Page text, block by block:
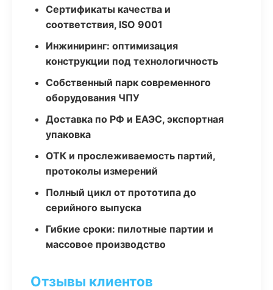
Сертификаты качества и
соответствия, ISO 9001
Инжиниринг: оптимизация
конструкции под технологичность
Собственный парк современного
оборудования ЧПУ
Доставка по РФ и ЕАЭС, экспортная
упаковка
ОТК и прослеживаемость партий,
протоколы измерений
Полный цикл от прототипа до
серийного выпуска
Гибкие сроки: пилотные партии и
массовое производство
Отзывы клиентов